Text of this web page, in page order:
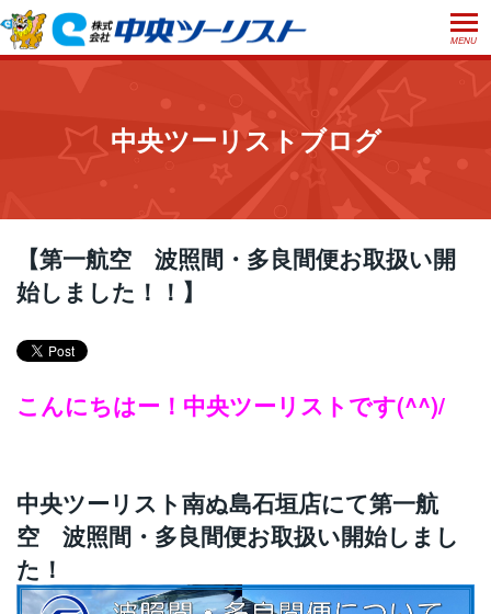
MENU
ご利用案内
お受取り方法について
プライバシーポリシー
ご旅行条件書
中央ツーリストブログ
【第一航空 波照間・多良間便お取扱い開
始しました！！】
こんにちはー！中央ツーリストです(^^)/
中央ツーリスト南ぬ島石垣店にて第一航
空 波照間・多良間便お取扱い開始しまし
た！